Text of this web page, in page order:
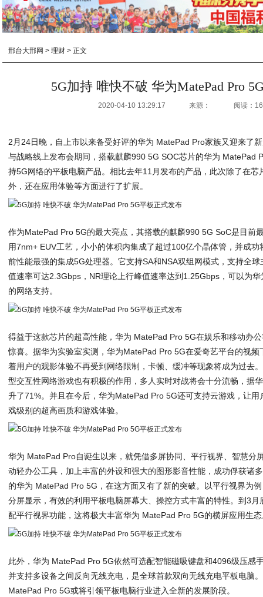
邢台大邢网 >理财 > 正文
5G加持 唯快不破 华为MatePad Pro
2020-04-10 13:29:17 来源： 阅读：
2月24日晚，自上市以来备受好评的华为 MatePad Pro家族又迎来了
与战略线上发布会期间，搭载麒麟990 5G SOC芯片的华为 MatePad
持5G网络的平板电脑产品。相比去年11月发布的产品，此次除了在
外，还在应用体验等方面进行了扩展。
作为MatePad Pro 5G的最大亮点，其搭载的麒麟990 5G SoC是目前
用7nm+ EUV工艺，小小的体积内集成了超过100亿个晶体管，并成
前性能最强的集成5G处理器。它支持SA和NSA双组网模式，支持全
值速率可达2.3Gbps，NR理论上行峰值速率达到1.25Gbps，可以为
的网络支持。
得益于这款芯片的超高性能，华为 MatePad Pro 5G在娱乐和移动办
惊喜。据华为实验室实测，华为MatePad Pro 5G在爱奇艺平台的视
着用户的观影体验不再受到网络限制，卡顿、缓冲等现象将成为过去
型交互性网络游戏也有积极的作用，多人实时对战将会十分流畅，据
升了71%。并且在今后，华为MatePad Pro 5G还可支持云游戏，让
戏级别的超高画质和游戏体验。
华为 MatePad Pro自诞生以来，就凭借多屏协同、平行视界、智慧分
动轻办公工具，加上丰富的外设和强大的图形影音性能，成功俘获诸
的华为 MatePad Pro 5G，在这方面又有了新的突破。以平行视界为
分屏显示，有效的利用平板电脑屏幕大、操控方式丰富的特性。到3
配平行视界功能，这将极大丰富华为 MatePad Pro 5G的横屏应用生
此外，华为 MatePad Pro 5G依然可选配智能磁吸键盘和4096级压感
并支持多设备之间反向无线充电，是全球首款双向无线充电平板电脑
MatePad Pro 5G或将引领平板电脑行业进入全新的发展阶段。